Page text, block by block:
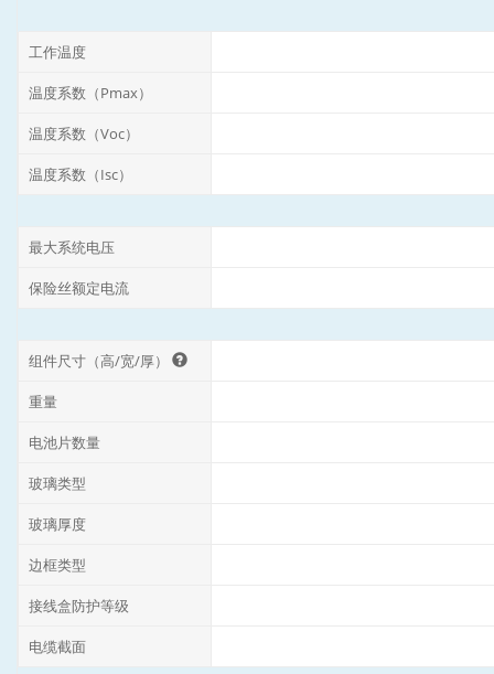
工作温度
温度系数（Pmax）
温度系数（Voc）
温度系数（Isc）
最大系统电压
保险丝额定电流
组件尺寸（高/宽/厚）
重量
电池片数量
玻璃类型
玻璃厚度
边框类型
接线盒防护等级
电缆截面